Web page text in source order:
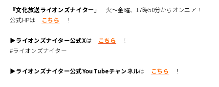
『文化放送ライオンズナイター』
火～金曜、17時50分からオンエア！
公式HPは
こちら ！
▶ライオンズナイター公式Xは こちら ！
#ライオンズナイター
▶ライオンズナイター公式YouTubeチャンネルは こちら ！